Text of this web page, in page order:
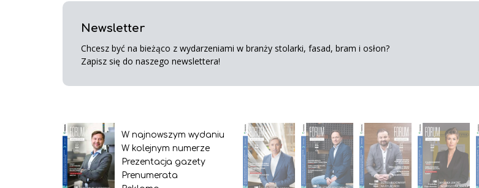
Newsletter
Chcesz być na bieżąco z wydarzeniami w branży stolarki, fasad, bram i osłon?
Zapisz się do naszego newslettera!
W najnowszym wydaniu
W kolejnym numerze
Prezentacja gazety
Prenumerata